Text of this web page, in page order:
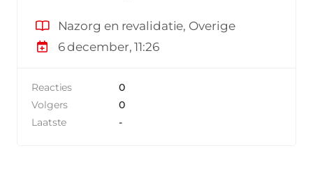
Nazorg en revalidatie, Overige
6 december, 11:26
Reacties
0
Volgers
0
Laatste
-